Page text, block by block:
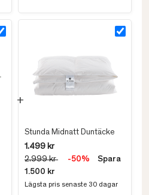
Stunda Midnatt Duntäcke
1.499 kr
2.999 kr
-50%
Spara
1.500 kr
Lägsta pris senaste 30 dagar